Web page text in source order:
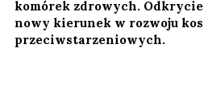
komórek zdrowych.
nowy kierunek w rozwoju
przeciwstarzeniowych.